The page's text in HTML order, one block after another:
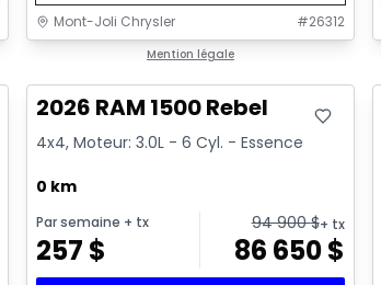
Mont-Joli Chrysler #26312
Mention légale
2026 RAM 1500 Rebel
4x4, Moteur: 3.0L - 6 Cyl. - Essence
0 km
Par semaine + tx
257 $
94 900$+ tx
86 650$